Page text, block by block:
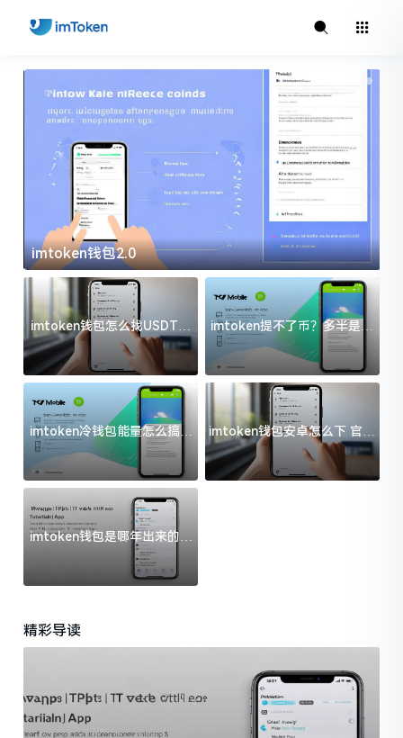
imtoken钱包2.0
imtoken钱包怎么找USDT地
址？三步搞定不踩坑
imtoken提不了币？多半是这
几件事没处理好
imtoken冷钱包能量怎么搞？
过来人告诉你门道
imtoken钱包安卓怎么下 官方
渠道避坑指南
imtoken钱包是哪年出来的？
一文给你说清楚
精彩导读